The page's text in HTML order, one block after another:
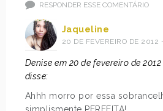
RESPONDER ESSE COMENTÁRIO
Jaqueline
20 DE FEVEREIRO DE 2012
Denise em 20 de fevereiro de 2012
disse:
Ahhh morro por essa